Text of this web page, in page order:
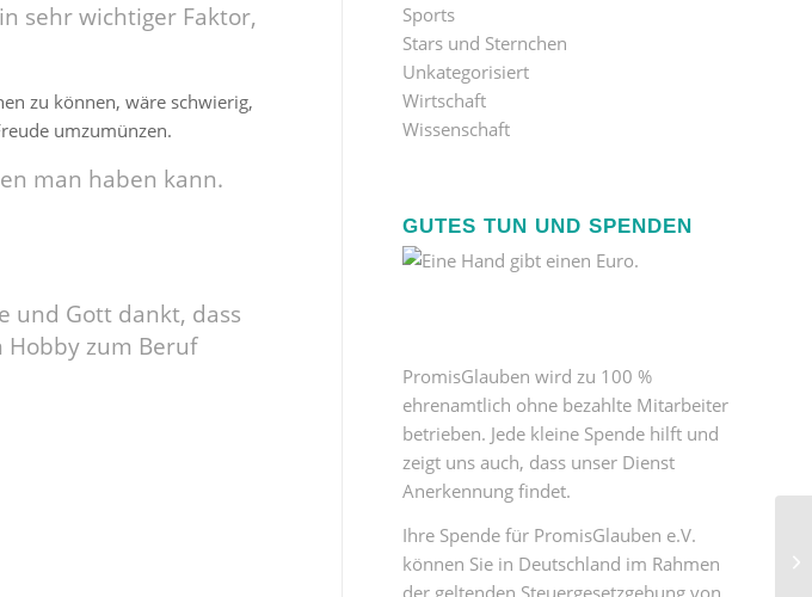
sehr wichtiger Faktor,
zu können, wäre schwierig,
umzumünzen.
man haben kann.
und Gott dankt, dass
Hobby zum Beruf
Sports
Stars und Sternchen
Unkategorisiert
Wirtschaft
Wissenschaft
GUTES TUN UND SPENDEN
PromisGlauben wird zu 100 %
ehrenamtlich ohne bezahlte Mitarbeiter
betrieben. Jede kleine Spende hilft und
zeigt uns auch, dass unser Dienst
Anerkennung findet.
Ihre Spende für PromisGlauben e.V.
können Sie in Deutschland im Rahmen
der geltenden Steuergesetzgebung von